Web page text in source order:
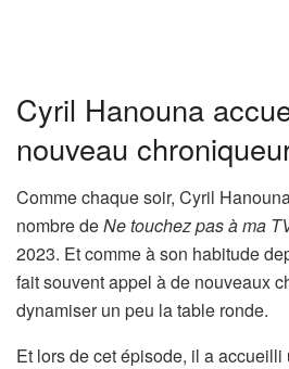
Cyril Hanouna
nouveau
Comme chaque soir, Cyril
nombre deNe touchez pas à ma
2023. Et comme à son habitude
fait souvent appel à de nouveaux
dynamiser un peu la table ronde.
Et lors de cet épisode, il a